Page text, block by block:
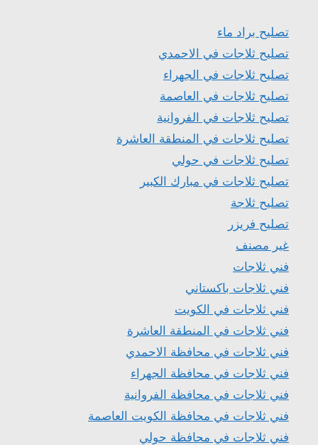
تصليح براد ماء
تصليح ثلاجات في الاحمدي
تصليح ثلاجات في الجهراء
تصليح ثلاجات في العاصمة
تصليح ثلاجات في الفروانية
تصليح ثلاجات في المنطقة العاشرة
تصليح ثلاجات في حولي
تصليح ثلاجات في مبارك الكبير
تصليح ثلاجة
تصليح فريزر
غير مصنف
فني ثلاجات
فني ثلاجات باكستاني
فني ثلاجات في الكويت
فني ثلاجات في المنطقة العاشرة
فني ثلاجات في محافظة الاحمدي
فني ثلاجات في محافظة الجهراء
فني ثلاجات في محافظة الفروانية
فني ثلاجات في محافظة الكويت العاصمة
فني ثلاجات في محافظة حولي